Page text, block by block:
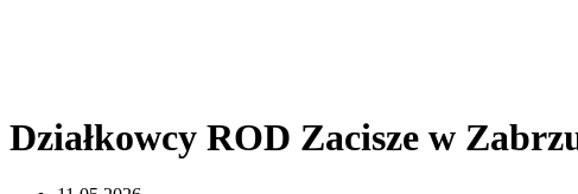
Działkowcy ROD Zacisze w